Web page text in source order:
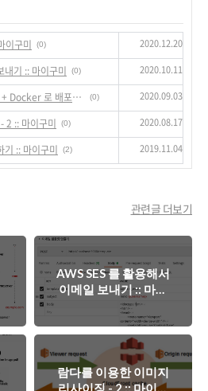
이구미 (0) 2020.12.20
내기 :: 마이구미 (0) 2020.10.11
Elastic Beanstalk + Jenkins + Docker 로 배포하기 :: 마이구미 (0) 2020.09.03
2 :: 마이구미 (0) 2020.08.17
:: 마이구미 (2) 2019.11.04
관련글 더보기
AWS SES 를 활용해서
이메일 보내기 :: 마이
구미
람다를 이용한 이미지
리사이징 - 2 :: 마이구